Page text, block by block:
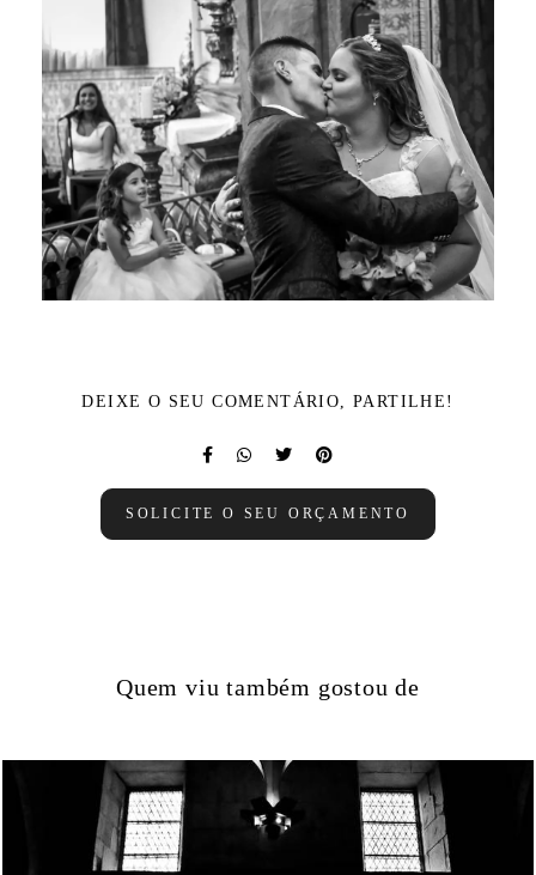
DEIXE O SEU COMENTÁRIO, PARTILHE!
SOLICITE O SEU ORÇAMENTO
Quem viu também gostou de